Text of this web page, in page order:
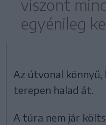
viszont
egyénileg
Az útvonal
terepen halad át.
A túra nem jár